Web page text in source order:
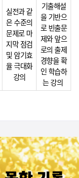
열정적인 강의를 해주시고 설명도 알기쉽게 해주세요~
실전과 같
은 수준의
문제로 마
지막 점검
및 암기효
율 극대화
강의
기출해설
을 기반으
로 빈출문
제와 앞으
로의 출제
경향을 확
인 학습하
는 강의